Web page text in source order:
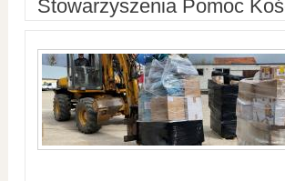
Stowarzyszenia Pomoc